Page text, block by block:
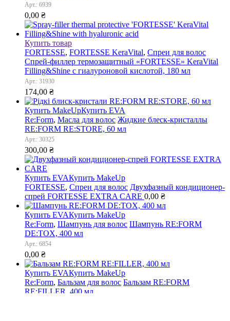
Арт.: 6939
0,00 ₴
Купить товар
FORTESSE, FORTESSE KeraVital, Спреи для волос
Спрей-филлер термозащитный «FORTESSE» KeraVital
Filling&Shine с гиалуроновой кислотой, 180 мл
Арт.: 31930
174,00 ₴
Купить MakeUpКупить EVA
Re:Form, Масла для волос Жидкие блеск-кристаллы
RE:FORM RE:STORE, 60 мл
Арт.: 30325
300,00 ₴
Купить EVAКупить MakeUp
FORTESSE, Спреи для волос Двухфазный кондиционер-
спрей FORTESSE EXTRA CARE 0,00 ₴
Купить EVAКупить MakeUp
Re:Form, Шампунь для волос Шампунь RE:FORM
DE:TOX, 400 мл
Арт.: 6854
0,00 ₴
Купить EVAКупить MakeUp
Re:Form, Бальзам для волос Бальзам RE:FORM
RE:FILLER, 400 мл